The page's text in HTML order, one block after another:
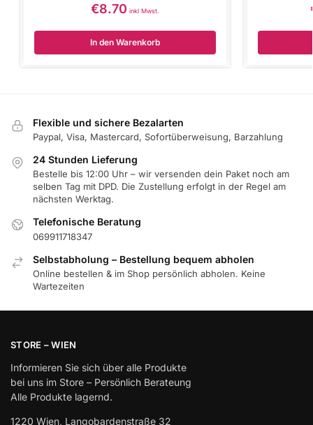
€8.70 inkl Mwst.
In den Warenkorb
Flexible und sichere Bezalarten
Paypal, Visa, Mastercard, Sofortüberweisung, Barzahlung
24 Stunden Lieferung
Bestelle bis 12:00 Uhr – wir versenden dein Paket noch am
selben Tag mit DPD. Die Zustellung erfolgt in der Regel am
nächsten Werktag.
Telefonische Beratung
069911718347
Selbstabholung – Bestellung bequem abholen
Online bestellen & im Shop persönlich abholen. Keine
Wartezeiten
STORE – WIEN
Informieren Sie sich über alle Produkte
bei uns im Store – Persönlich Berateung
Alle Produkte lagernd.
1220 Wien, Langobardenstraße 32